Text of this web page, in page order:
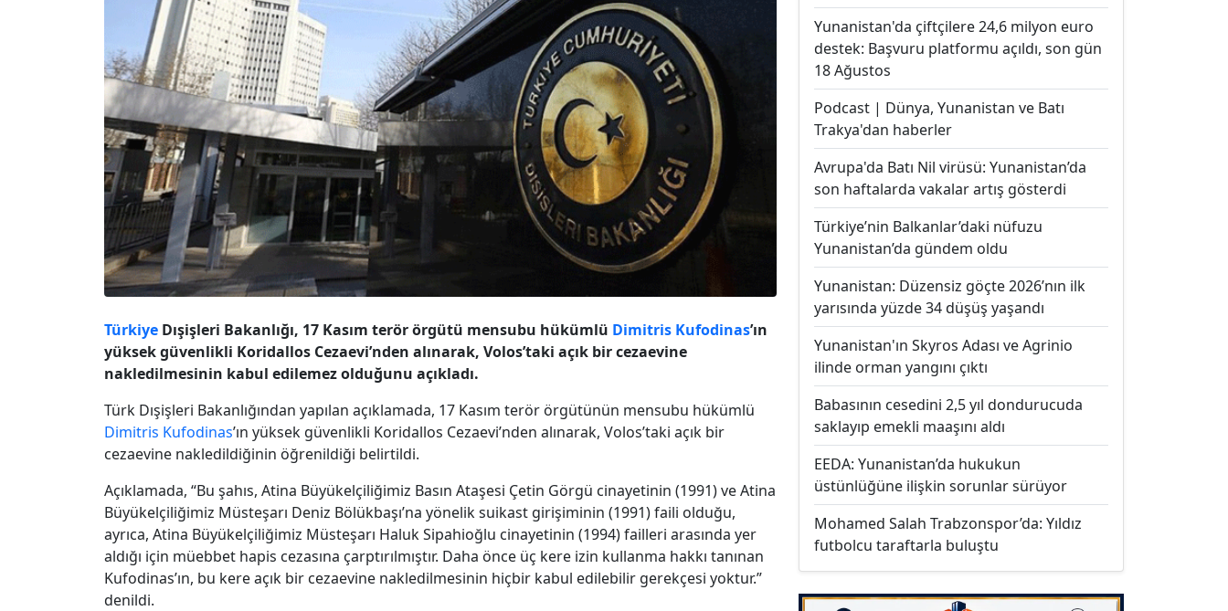
Türkiye Dışişleri Bakanlığı, 17 Kasım terör örgütü mensubu hükümlü Dimitris Kufodinas’ın
yüksek güvenlikli Koridallos Cezaevi’nden alınarak, Volos’taki açık bir cezaevine
nakledilmesinin kabul edilemez olduğunu açıkladı.
Türk Dışişleri Bakanlığından yapılan açıklamada, 17 Kasım terör örgütünün mensubu hükümlü
Dimitris Kufodinas’ın yüksek güvenlikli Koridallos Cezaevi’nden alınarak, Volos’taki açık bir
cezaevine nakledildiğinin öğrenildiği belirtildi.
Açıklamada, “Bu şahıs, Atina Büyükelçiliğimiz Basın Ataşesi Çetin Görgü cinayetinin (1991) ve Atina
Büyükelçiliğimiz Müsteşarı Deniz Bölükbaşı’na yönelik suikast girişiminin (1991) faili olduğu,
ayrıca, Atina Büyükelçiliğimiz Müsteşarı Haluk Sipahioğlu cinayetinin (1994) failleri arasında yer
aldığı için müebbet hapis cezasına çarptırılmıştır. Daha önce üç kere izin kullanma hakkı tanınan
Kufodinas’ın, bu kere açık bir cezaevine nakledilmesinin hiçbir kabul edilebilir gerekçesi yoktur.”
denildi.
Yunanistan'da çiftçilere 24,6 milyon euro
destek: Başvuru platformu açıldı, son gün
18 Ağustos
Podcast | Dünya, Yunanistan ve Batı
Trakya'dan haberler
Avrupa'da Batı Nil virüsü: Yunanistan’da
son haftalarda vakalar artış gösterdi
Türkiye’nin Balkanlar’daki nüfuzu
Yunanistan’da gündem oldu
Yunanistan: Düzensiz göçte 2026’nın ilk
yarısında yüzde 34 düşüş yaşandı
Yunanistan'ın Skyros Adası ve Agrinio
ilinde orman yangını çıktı
Babasının cesedini 2,5 yıl dondurucuda
saklayıp emekli maaşını aldı
EEDA: Yunanistan’da hukukun
üstünlüğüne ilişkin sorunlar sürüyor
Mohamed Salah Trabzonspor’da: Yıldız
futbolcu taraftarla buluştu